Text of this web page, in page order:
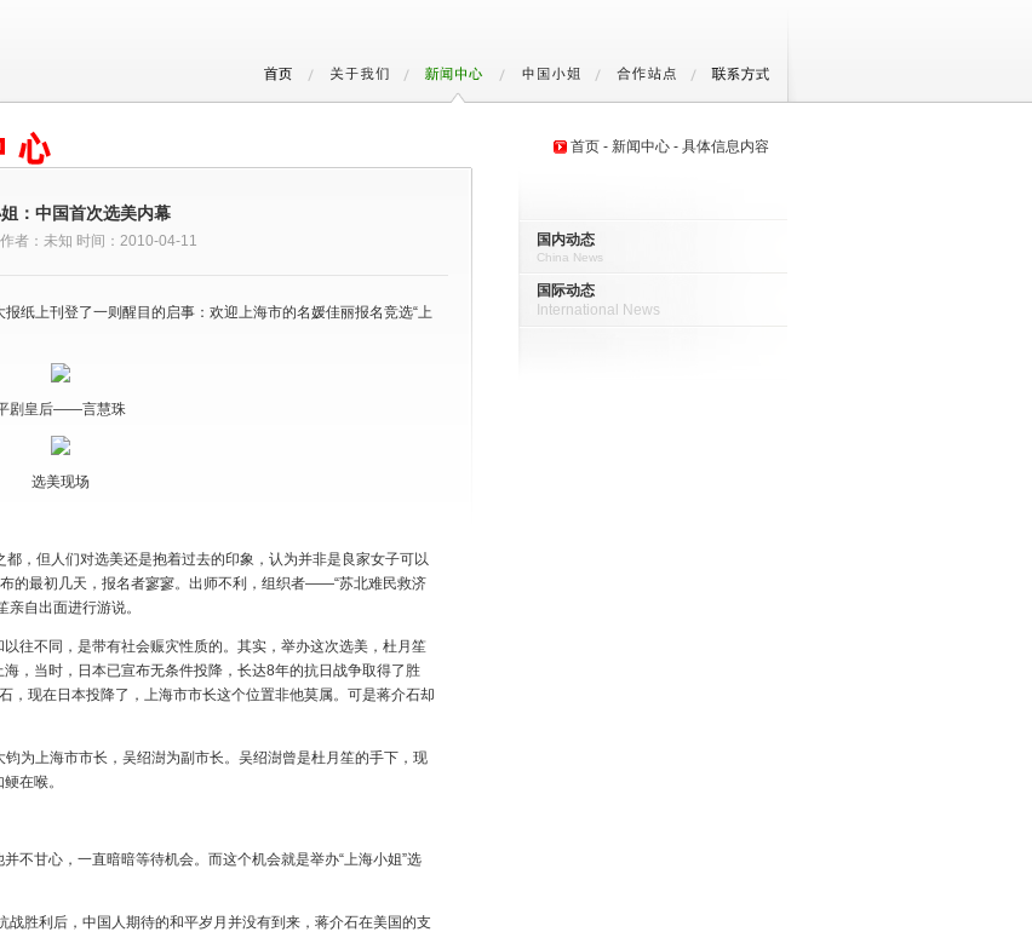
首页 - 新闻中心 - 具体信息内容
姐：中国首次选美内幕
者：未知 时间：2010-04-11
上刊登了一则醒目的启事：欢迎上海市的名媛佳丽报名竞选“上
剧皇后——言慧珠
选美现场
但人们对选美还是抱着过去的印象，认为并非是良家女子可以
的最初几天，报名者寥寥。出师不利，组织者——“苏北难民救济
自出面进行游说。
不同，是带有社会赈灾性质的。其实，举办这次选美，杜月笙
，当时，日本已宣布无条件投降，长达8年的抗日战争取得了胜
，现在日本投降了，上海市市长这个位置非他莫属。可是蒋介石却
上海市市长，吴绍澍为副市长。吴绍澍曾是杜月笙的手下，现
在喉。
甘心，一直暗暗等待机会。而这个机会就是举办“上海小姐”选
胜利后，中国人期待的和平岁月并没有到来，蒋介石在美国的支
国内动态
China News
国际动态
International News